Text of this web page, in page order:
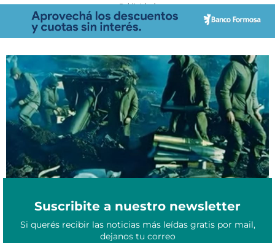
- Publicidad -
“Recuerdos de Guerra”: una miniserie de veteranos formoseños
crea personajes al estilo Avatar
Abril 3, 2023
Suscribite a nuestro newsletter
Si querés recibir las noticias más leídas gratis por mail,
dejanos tu correo